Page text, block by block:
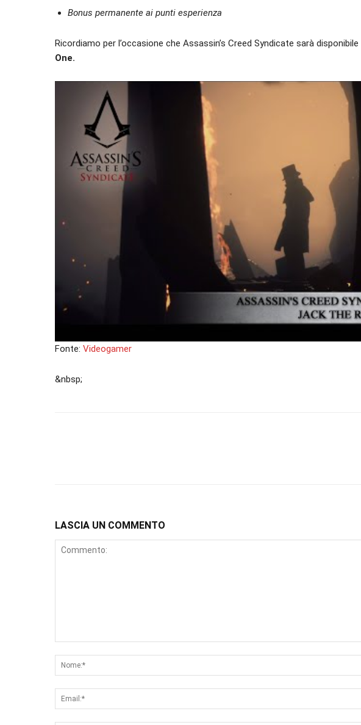
Bonus permanente ai punti esperienza
Ricordiamo per l’occasione che Assassin’s Creed Syndicate sarà disponibile
One.
Fonte: Videogamer
&nbsp;
LASCIA UN COMMENTO